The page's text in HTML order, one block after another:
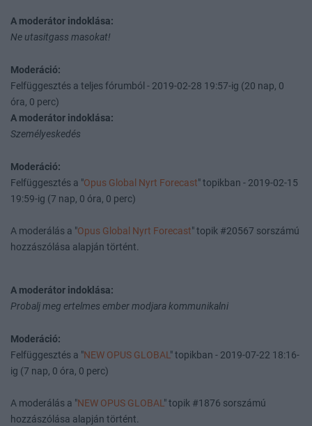
A moderátor indoklása:
Ne utasitgass masokat!
Moderáció:
Felfüggesztés a teljes fórumból - 2019-02-28 19:57-ig (20 nap, 0
óra, 0 perc)
A moderátor indoklása:
Személyeskedés
Moderáció:
Felfüggesztés a "Opus Global Nyrt Forecast" topikban - 2019-02-15
19:59-ig (7 nap, 0 óra, 0 perc)
A moderálás a "Opus Global Nyrt Forecast" topik #20567 sorszámú
hozzászólása alapján történt.
A moderátor indoklása:
Probalj meg ertelmes ember modjara kommunikalni
Moderáció:
Felfüggesztés a "NEW OPUS GLOBAL" topikban - 2019-07-22 18:16-
ig (7 nap, 0 óra, 0 perc)
A moderálás a "NEW OPUS GLOBAL" topik #1876 sorszámú
hozzászólása alapján történt.